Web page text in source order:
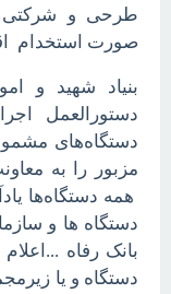
طرحی و شرکتی
صورت استخدام
بنیاد شهید و
دستورالعمل
دستگاه‌های
مزبور را به
همه دستگاه‌ها
دستگاه ها و
بانک رفاه
دستگاه و یا